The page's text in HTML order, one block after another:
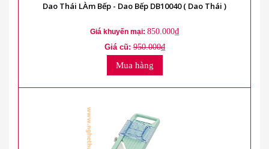
Dao Thái LÀm Bếp - Dao Bếp DB10040 ( Dao Thái )
Giá khuyến mại: 850.000₫
Giá cũ:950.000₫
Mua hàng